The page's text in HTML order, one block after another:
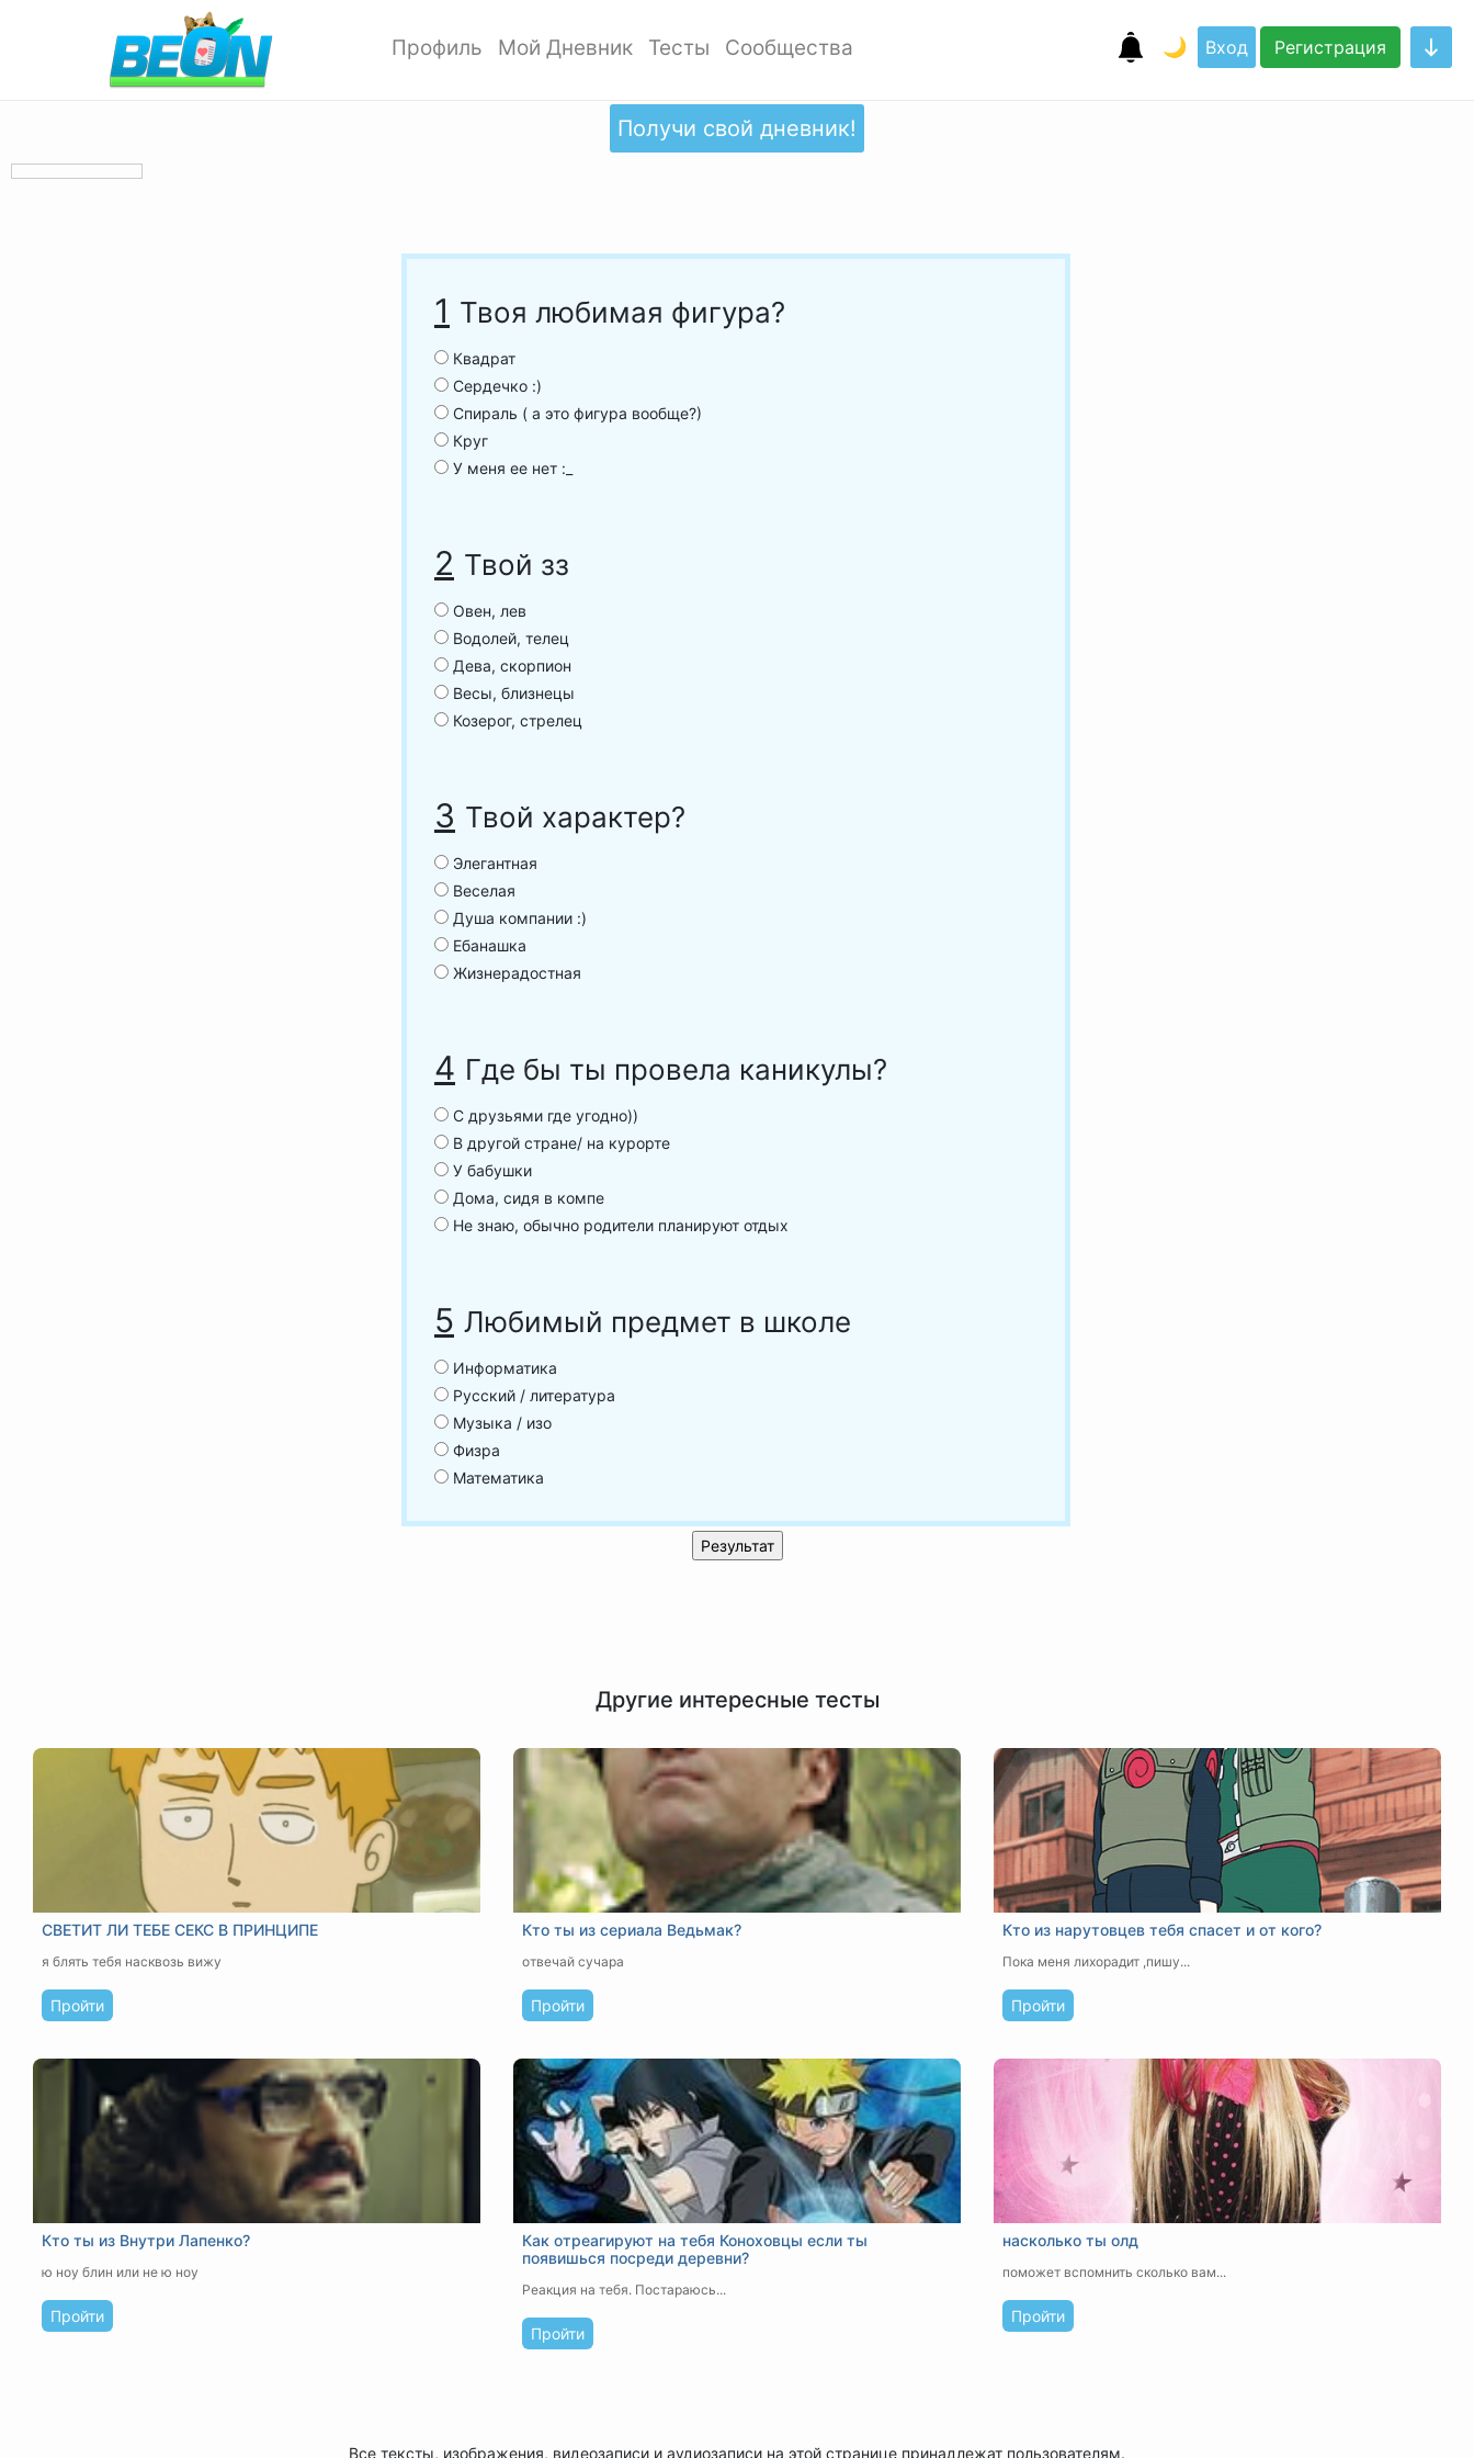
Профиль
Позитивки
Мой Дневник
Добавить запись
Дизайн дневника
Тесты
Добавить тест
Популярные тесты
Сообщества
Создать сообщество
Обзор сообществ
🌙 Вход Регистрация
Получи свой дневник!
1 Твоя любимая фигура?
Квадрат
Сердечко :)
Спираль ( а это фигура вообще?)
Круг
У меня ее нет :_
2 Твой зз
Овен, лев
Водолей, телец
Дева, скорпион
Весы, близнецы
Козерог, стрелец
3 Твой характер?
Элегантная
Веселая
Душа компании :)
Ебанашка
Жизнерадостная
4 Где бы ты провела каникулы?
С друзьями где угодно))
В другой стране/ на курорте
У бабушки
Дома, сидя в компе
Не знаю, обычно родители планируют отдых
5 Любимый предмет в школе
Информатика
Русский / литература
Музыка / изо
Физра
Математика
Другие интересные тесты
СВЕТИТ ЛИ ТЕБЕ СЕКС В ПРИНЦИПЕ
я блять тебя насквозь вижу
Пройти
Кто ты из сериала Ведьмак?
отвечай сучара
Пройти
Кто из нарутовцев тебя спасет и от кого?
Пока меня лихорадит ,пишу...
Пройти
Кто ты из Внутри Лапенко?
ю ноу блин или не ю ноу
Пройти
Как отреагируют на тебя Коноховцы если ты
появишься посреди деревни?
Реакция на тебя. Постараюсь...
Пройти
насколько ты олд
поможет вспомнить сколько вам...
Пройти
Все тексты, изображения, видеозаписи и аудиозаписи на этой странице принадлежат пользователям.